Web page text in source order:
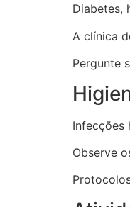
Diabetes,
A clínica
Pergunte
Infecções
Observe